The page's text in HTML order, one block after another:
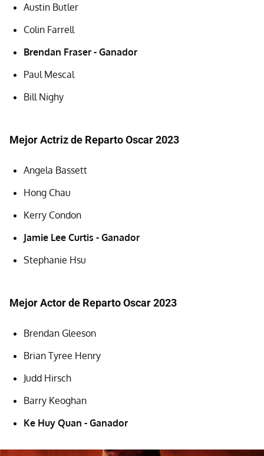
Austin Butler
Colin Farrell
Brendan Fraser - Ganador
Paul Mescal
Bill Nighy
Mejor Actriz de Reparto Oscar 2023
Angela Bassett
Hong Chau
Kerry Condon
Jamie Lee Curtis - Ganador
Stephanie Hsu
Mejor Actor de Reparto Oscar 2023
Brendan Gleeson
Brian Tyree Henry
Judd Hirsch
Barry Keoghan
Ke Huy Quan - Ganador